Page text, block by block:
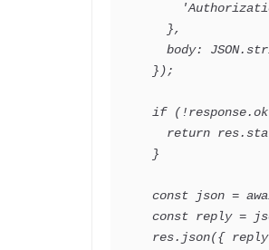
    },
body:
  });
if
return
  }
const json =
const reply =
res.json({